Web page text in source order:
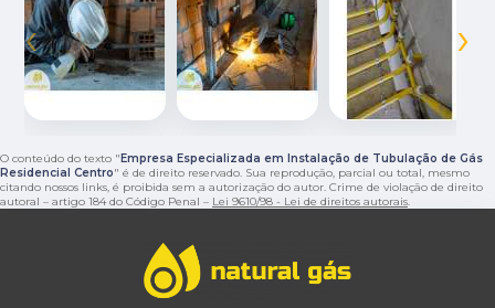
‹ ›
O conteúdo do texto " Empresa Especializada em Instalação de Tubulação de Gás
Residencial Centro" é de direito reservado. Sua reprodução, parcial ou total, mesmo
citando nossos links, é proibida sem a autorização do autor. Crime de violação de direito
autoral – artigo 184 do Código Penal – Lei 9610/98 - Lei de direitos autorais.